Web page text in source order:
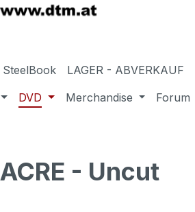
SteelBook LAGER - ABVERKAUF
DVD Merchandise Forum
- Uncut